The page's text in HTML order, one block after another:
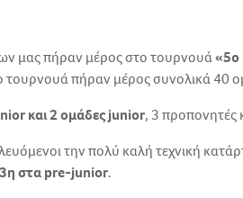
μας πήραν μέρος στο τουρνουά«5ο
τουρνουά πήραν μέρος συνολικά 40
και 2 ομάδες junior, 3 προπονητές
την πολύ καλή τεχνική
στα pre-junior.